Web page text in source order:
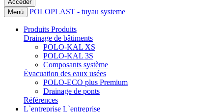
Menü POLOPLAST - tuyau systeme
Produits Produits
Drainage de bâtiments
POLO-KAL XS
POLO-KAL 3S
Composants système
Évacuation des eaux usées
POLO-ECO plus Premium
Drainage de ponts
Références
L`entreprise L`entreprise